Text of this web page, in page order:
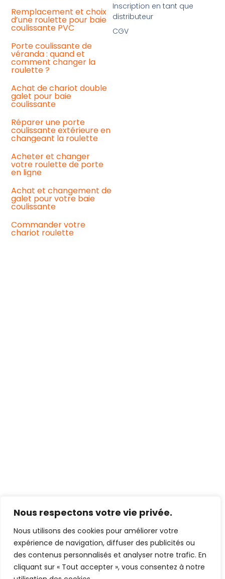
Nous respectons votre vie privée.
Nous utilisons des cookies pour améliorer votre
expérience de navigation, diffuser des publicités ou
des contenus personnalisés et analyser notre trafic. En
cliquant sur « Tout accepter », vous consentez à notre
Inscription en tant que
distributeur
CGV
Remplacement et choix
d’une roulette pour baie
coulissante PVC
Porte coulissante de
véranda : quand et
comment changer la
roulette ?
Achat de chariot double
galet pour baie
coulissante
Réparer une porte
coulissante extérieure en
changeant la roulette
Acheter et changer
votre roulette de porte
en ligne
Achat et changement de
galet pour votre baie
coulissante
Commander votre
chariot roulette
coulissante
universelle
chariot
de
baie
coulissante
La
roulette
baie
vitrée
ancienne
Remplacement
de
vos
roulettes
de
baie
coulissante
:
notre
guide
pour
un
Acheter
chariot
roulette
réglable